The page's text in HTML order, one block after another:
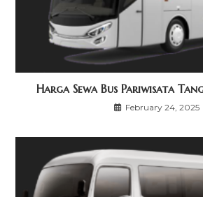
Harga Sewa Bus Pariwisata
February 24, 2025